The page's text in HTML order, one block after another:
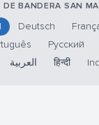
DE BANDERA SAN
Deutsch
Русский
العربية हिन्दी